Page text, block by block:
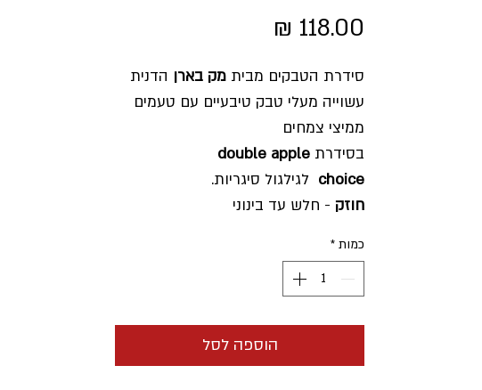
סידרת הטבקים מבית מק בארן הדנית
עשוייה מעלי טבק טיבעיים עם טעמים
ממיצי צמחים
בסידרת double apple
choice לגילגול סיגריות.
חוזק - חלש עד בינוני
טעם- תפוח
תוצרת
- דנמרק
כמות *
הוספה לסל